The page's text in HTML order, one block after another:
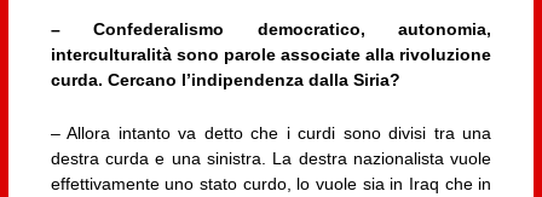
– Confederalismo democratico, autonomia,
interculturalità sono parole associate alla rivoluzione
curda. Cercano l’indipendenza dalla Siria?
– Allora intanto va detto che i curdi sono divisi tra una
destra curda e una sinistra. La destra nazionalista vuole
effettivamente uno stato curdo, lo vuole sia in Iraq che in